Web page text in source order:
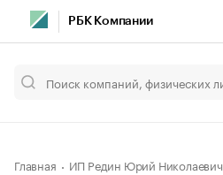
РБК Компании
Главная ИП Редин Юрий Николаевич